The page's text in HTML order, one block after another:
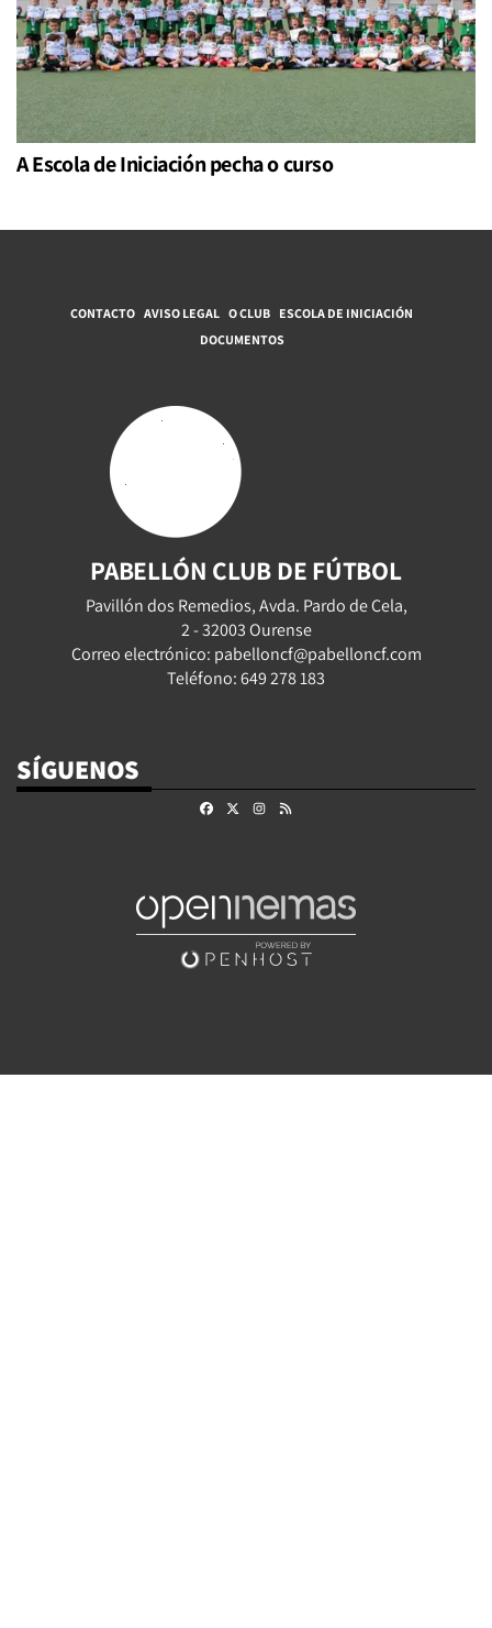
A Escola de Iniciación pecha o curso
CONTACTO AVISO LEGAL O CLUB ESCOLA DE INICIACIÓN
DOCUMENTOS
PABELLÓN CLUB DE FÚTBOL
Pavillón dos Remedios, Avda. Pardo de Cela,
2 - 32003 Ourense
Correo electrónico: pabelloncf@pabelloncf.com
Teléfono: 649 278 183
SÍGUENOS
FacebookInstagram